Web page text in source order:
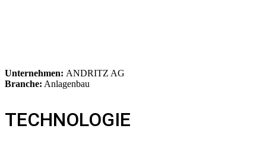
Unternehmen: ANDRITZ AG
Branche: Anlagenbau
TECHNOLOGIE